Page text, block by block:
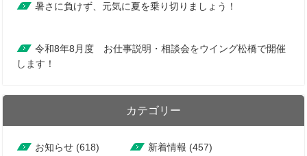
暑さに負けず、元気に夏を乗り切りましょう！
令和8年8月度 お仕事説明・相談会をウイング松橋で開催
します！
カテゴリー
お知らせ (618) 新着情報 (457)